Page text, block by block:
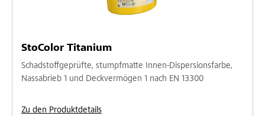
StoColor Titanium
Schadstoffgeprüfte, stumpfmatte Innen-Dispersionsfarbe,
Nassabrieb 1 und Deckvermögen 1 nach EN 13300
Zu den Produktdetails